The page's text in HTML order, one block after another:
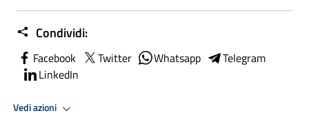
Condividi:
Facebook Twitter Whatsapp
Telegram
LinkedIn
Vedi azioni